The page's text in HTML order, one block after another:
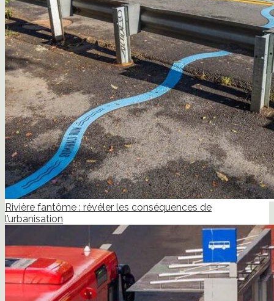
Rivière fantôme : révéler les conséquences de
l’urbanisation